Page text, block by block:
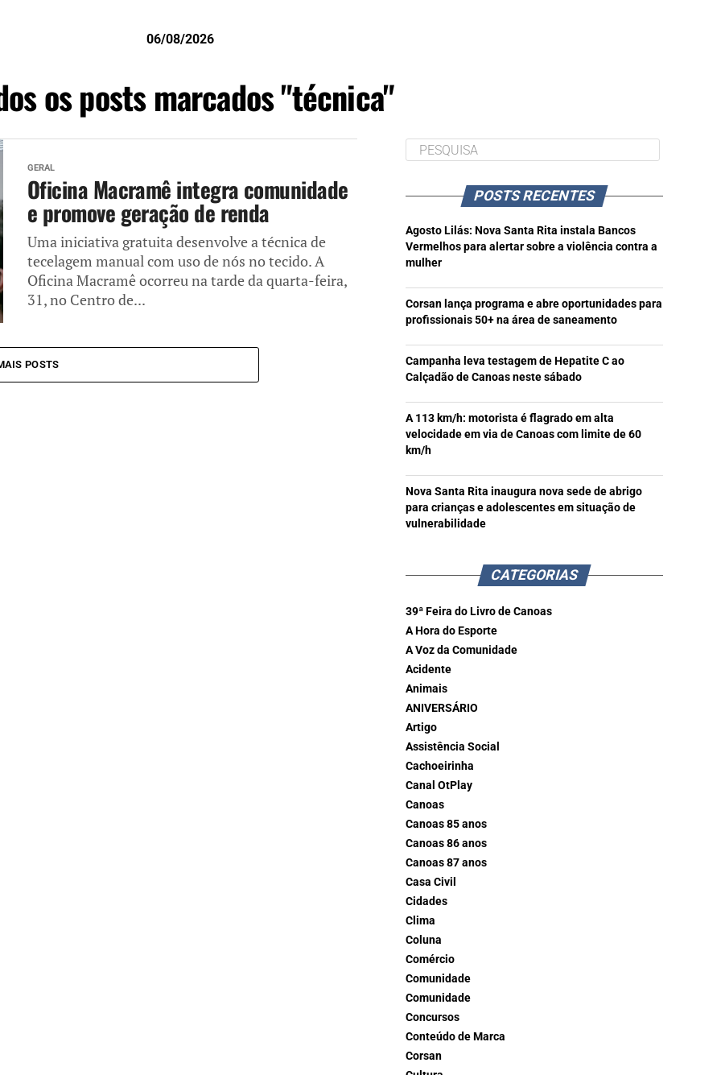
06/08/2026
os posts marcados "técnica"
GERAL
Oficina Macramê integra comunidade
e promove geração de renda
Uma iniciativa gratuita desenvolve a técnica de
tecelagem manual com uso de nós no tecido. A
Oficina Macramê ocorreu na tarde da quarta-feira,
31, no Centro de...
POSTS
POSTS RECENTES
Agosto Lilás: Nova Santa Rita instala Bancos
Vermelhos para alertar sobre a violência contra a
mulher
Corsan lança programa e abre oportunidades para
profissionais 50+ na área de saneamento
Campanha leva testagem de Hepatite C ao
Calçadão de Canoas neste sábado
A 113 km/h: motorista é flagrado em alta
velocidade em via de Canoas com limite de 60
km/h
Nova Santa Rita inaugura nova sede de abrigo
para crianças e adolescentes em situação de
vulnerabilidade
CATEGORIAS
39ª Feira do Livro de Canoas
A Hora do Esporte
A Voz da Comunidade
Acidente
Animais
ANIVERSÁRIO
Artigo
Assistência Social
Cachoeirinha
Canal OtPlay
Canoas
Canoas 85 anos
Canoas 86 anos
Canoas 87 anos
Casa Civil
Cidades
Clima
Coluna
Comércio
Comunidade
Comunidade
Concursos
Conteúdo de Marca
Corsan